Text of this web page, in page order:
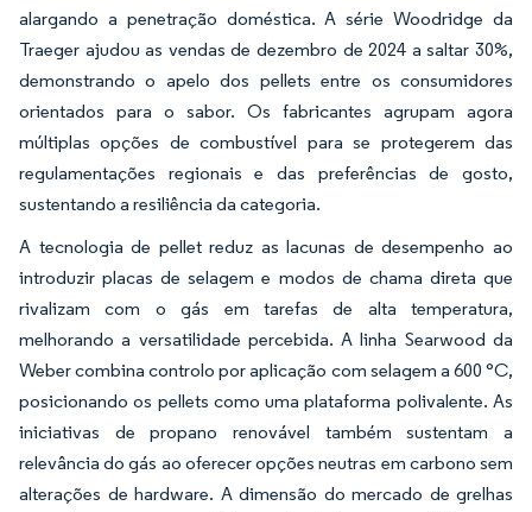
alargando a penetração doméstica. A série Woodridge da
Traeger ajudou as vendas de dezembro de 2024 a saltar 30%,
demonstrando o apelo dos pellets entre os consumidores
orientados para o sabor. Os fabricantes agrupam agora
múltiplas opções de combustível para se protegerem das
regulamentações regionais e das preferências de gosto,
sustentando a resiliência da categoria.
A tecnologia de pellet reduz as lacunas de desempenho ao
introduzir placas de selagem e modos de chama direta que
rivalizam com o gás em tarefas de alta temperatura,
melhorando a versatilidade percebida. A linha Searwood da
Weber combina controlo por aplicação com selagem a 600 °C,
posicionando os pellets como uma plataforma polivalente. As
iniciativas de propano renovável também sustentam a
relevância do gás ao oferecer opções neutras em carbono sem
alterações de hardware. A dimensão do mercado de grelhas